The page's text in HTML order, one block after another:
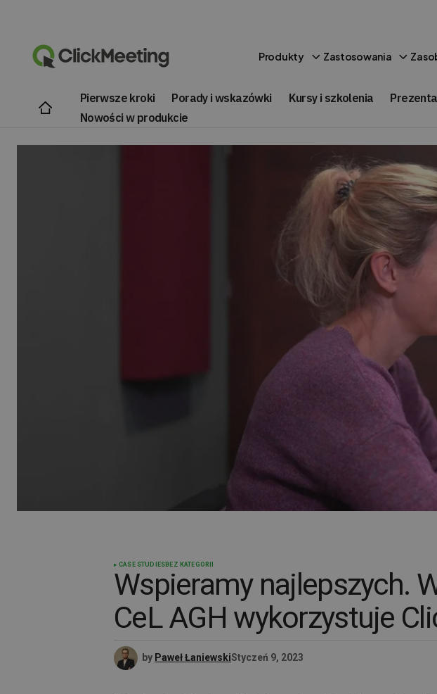
Produkty Zastosowania
Pierwsze kroki Porady i wskazówki Kursy i szkolenia
Nowości w produkcie
CASE STUDIES BEZ KATEGORII
Wspieramy najlepszych.
CeL AGH wykorzystuje
by Paweł ŁaniewskiStyczeń 9, 2023